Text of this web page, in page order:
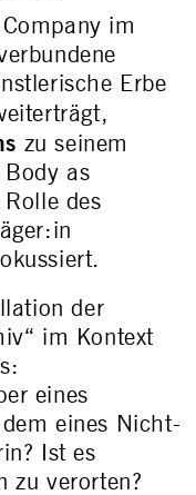
im
Erbe
zu seinem
as
des
der
im Kontext
eines
eines Nicht-
Ist es
zu verorten?